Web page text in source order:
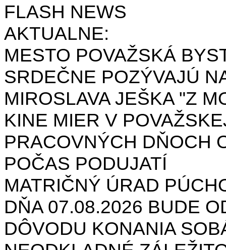
FLASH NEWS
AKTUALNE:
MESTO POVAŽSKÁ
SRDEČNE POZÝVAJÚ
MIROSLAVA JEŠKA "Z
KINE MIER V
PRACOVNÝCH DŇOCH
POČAS PODUJATÍ
MATRIČNÝ ÚRAD
DŇA 07.08.2026 BUDE
DÔVODU KONANIA